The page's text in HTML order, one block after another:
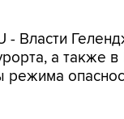
- Власти
а также
режима